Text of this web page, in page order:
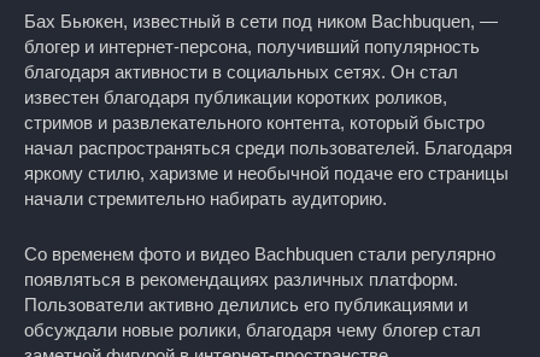
Бах Бьюкен, известный в сети под ником Bachbuquen, —
блогер и интернет-персона, получивший популярность
благодаря активности в социальных сетях. Он стал
известен благодаря публикации коротких роликов,
стримов и развлекательного контента, который быстро
начал распространяться среди пользователей. Благодаря
яркому стилю, харизме и необычной подаче его страницы
начали стремительно набирать аудиторию.
Со временем фото и видео Bachbuquen стали регулярно
появляться в рекомендациях различных платформ.
Пользователи активно делились его публикациями и
обсуждали новые ролики, благодаря чему блогер стал